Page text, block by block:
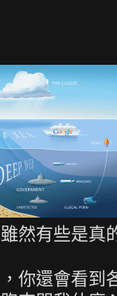
然有些是真
你還會看到